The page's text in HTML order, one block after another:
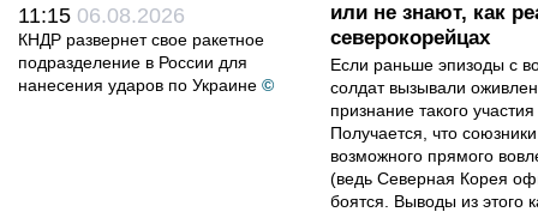
11:15 06.08.2026
КНДР развернет свое ракетное
подразделение в России для
нанесения ударов по Украине ©
или не знают, как
северокорейцах
Если раньше эпизоды с
солдат вызывали
признание такого
Получается, что
возможного прямого
(ведь Северная Корея
боятся. Выводы из этого